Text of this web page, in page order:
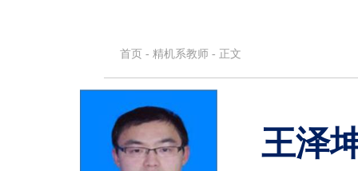
首页 - 精机系教师 - 正文
王泽